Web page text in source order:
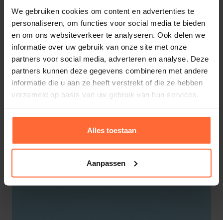
We gebruiken cookies om content en advertenties te
personaliseren, om functies voor social media te bieden
en om ons websiteverkeer te analyseren. Ook delen we
informatie over uw gebruik van onze site met onze
partners voor social media, adverteren en analyse. Deze
partners kunnen deze gegevens combineren met andere
informatie die u aan ze heeft verstrekt of die ze hebben
verzameld op basis van uw gebruik van hun services.
Alles toestaan
Aanpassen
Elbe gewapende zwembadfolie Adria Blauw
165cm
776,95 ca. 1 week